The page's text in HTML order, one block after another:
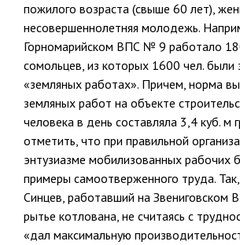
пожилого возраста (свыше 60 лет),
несовершеннолетняя молодежь.
Горномарийском ВПС № 9 работало
сомольцев, из которых 1600 чел. были
«земляных работах». Причем, норма
земляных работ на объекте
человека в день составляла 3,4 куб. м
отметить, что при правильной
энтузиазме мобилизованных рабочих
примеры самоотверженно­го труда.
Синцев, работавший на Звениговском
рытье котлована, не считаясь с
«дал максимальную